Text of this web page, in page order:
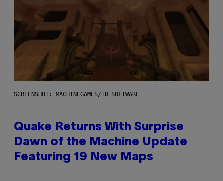
SCREENSHOT: MACHINEGAMES/ID SOFTWARE
Quake Returns With Surprise
Dawn of the Machine Update
Featuring 19 New Maps